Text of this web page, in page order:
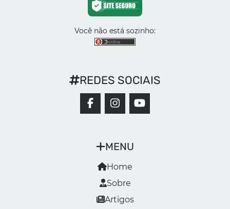
Você não está sozinho:
MENU
Home
Sobre
Artigos
REDES SOCIAIS